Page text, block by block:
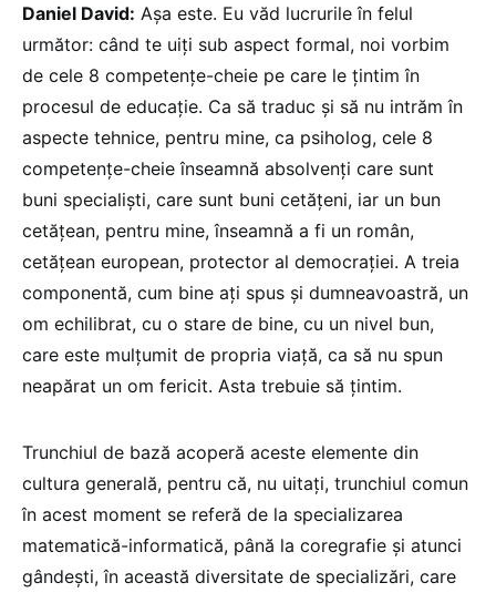
Daniel David: Așa este. Eu văd lucrurile în felul
următor: când te uiți sub aspect formal, noi vorbim
de cele 8 competențe-cheie pe care le țintim în
procesul de educație. Ca să traduc și să nu intrăm în
aspecte tehnice, pentru mine, ca psiholog, cele 8
competențe-cheie înseamnă absolvenți care sunt
buni specialiști, care sunt buni cetățeni, iar un bun
cetățean, pentru mine, înseamnă a fi un român,
cetățean european, protector al democrației. A treia
componentă, cum bine ați spus și dumneavoastră, un
om echilibrat, cu o stare de bine, cu un nivel bun,
care este mulțumit de propria viață, ca să nu spun
neapărat un om fericit. Asta trebuie să țintim.
Trunchiul de bază acoperă aceste elemente din
cultura generală, pentru că, nu uitați, trunchiul comun
în acest moment se referă de la specializarea
matematică-informatică, până la coregrafie și atunci
gândești, în această diversitate de specializări, care